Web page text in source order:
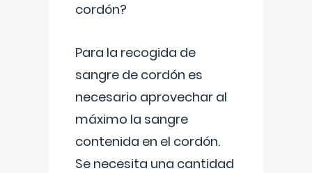
cordón?
Para la recogida de
sangre de cordón es
necesario aprovechar al
máximo la sangre
contenida en el cordón.
Se necesita una cantidad